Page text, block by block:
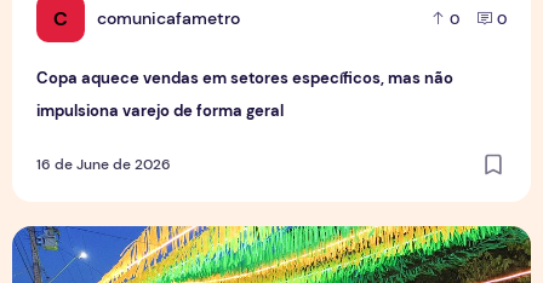
C comunicafametro 0 0
Copa aquece vendas em setores específicos, mas não
impulsiona varejo de forma geral
16 de June de 2026
Tradição das Ruas da Copa mobiliza moradores e